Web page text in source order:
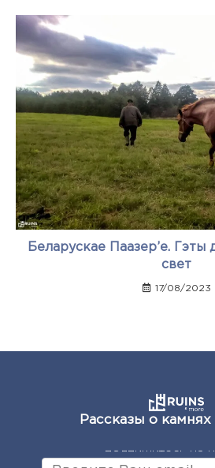
Беларускае Паазер’е. Гэты
свет
17/08/2023
Рассказы о
подпишитесь на